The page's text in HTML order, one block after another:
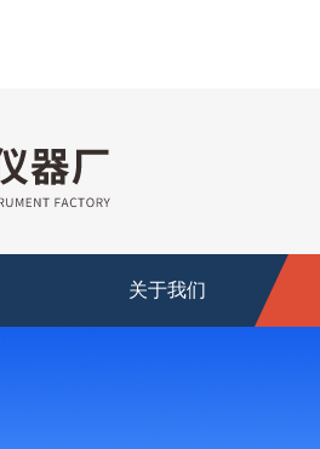
关于我们